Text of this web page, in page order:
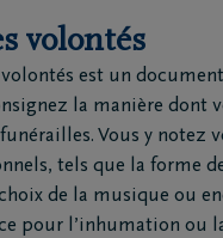
volontés
est un
la manière dont
Vous y notez
tels que la forme
de la musique ou
pour l’inhumation ou